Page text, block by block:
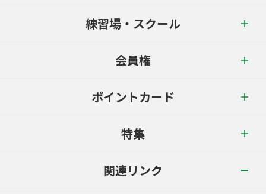
練習場・スクール
会員権
ポイントカード
特集
関連リンク